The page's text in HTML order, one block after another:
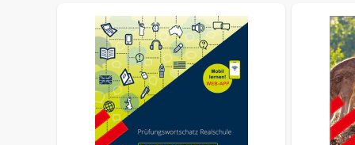
➔ Jetzt vorbereiten – und mit einem guten
Interaktives Training hier kostenlos testen
Press to skip carousel